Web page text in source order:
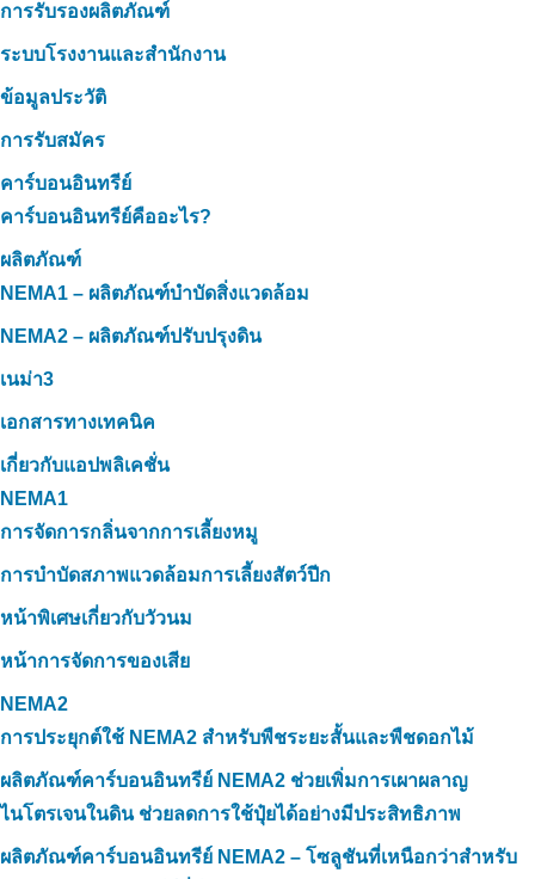
การรับรองผลิตภัณฑ์
ระบบโรงงานและสำนักงาน
ข้อมูลประวัติ
การรับสมัคร
คาร์บอนอินทรีย์
คาร์บอนอินทรีย์คืออะไร?
ผลิตภัณฑ์
NEMA1 – ผลิตภัณฑ์บำบัดสิ่งแวดล้อม
NEMA2 – ผลิตภัณฑ์ปรับปรุงดิน
เนม่า3
เอกสารทางเทคนิค
เกี่ยวกับแอปพลิเคชั่น
NEMA1
การจัดการกลิ่นจากการเลี้ยงหมู
การบำบัดสภาพแวดล้อมการเลี้ยงสัตว์ปีก
หน้าพิเศษเกี่ยวกับวัวนม
หน้าการจัดการของเสีย
NEMA2
การประยุกต์ใช้ NEMA2 สำหรับพืชระยะสั้นและพืชดอกไม้
ผลิตภัณฑ์คาร์บอนอินทรีย์ NEMA2 ช่วยเพิ่มการเผาผลาญ
ไนโตรเจนในดิน ช่วยลดการใช้ปุ๋ยได้อย่างมีประสิทธิภาพ
ผลิตภัณฑ์คาร์บอนอินทรีย์ NEMA2 – โซลูชันที่เหนือกว่าสำหรับ